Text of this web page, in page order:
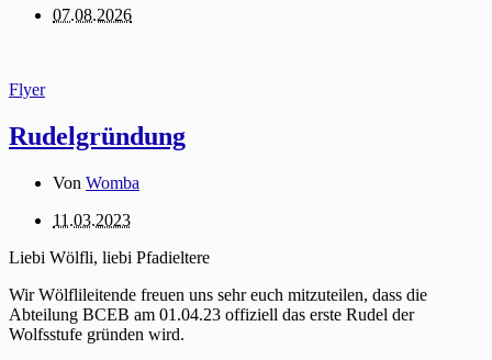
07.08.2026
Flyer
Rudelgründung
Von Womba
11.03.2023
Liebi Wölfli, liebi Pfadieltere
Wir Wölflileitende freuen uns sehr euch mitzuteilen, dass die
Abteilung BCEB am 01.04.23 offiziell das erste Rudel der
Wolfsstufe gründen wird.